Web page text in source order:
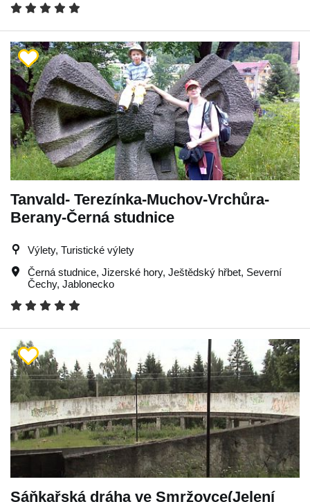
Tanvald- Terezínka-Muchov-Vrchůra-
Berany-Černá studnice
Výlety, Turistické výlety
Černá studnice, Jizerské hory, Ještědský hřbet, Severní
Čechy, Jablonecko
Sáňkařská dráha ve Smržovce(Jelení